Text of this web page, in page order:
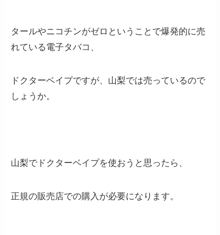
タールやニコチンがゼロということで爆発的に売
れている電子タバコ、
ドクターベイプですが、山梨では売っているので
しょうか。
山梨でドクターベイプを使おうと思ったら、
正規の販売店での購入が必要になります。